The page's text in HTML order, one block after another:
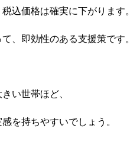
込価格は確実に下がります。
、即効性のある支援策です。
い世帯ほど、
を持ちやすいでしょう。